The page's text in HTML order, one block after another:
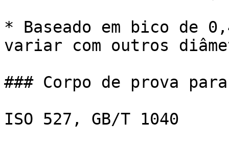
* Baseado em bico de
variar com outros
### Corpo de prova
ISO 527, GB/T 1040